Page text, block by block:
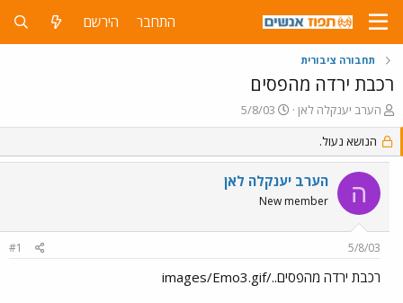
התחבר הירשם
תחבורה ציבורית
רכבת ירדה מהפסים
פ
ו
ת
ח
נ
הערב יענקלה לאן
פ
ו
ס
ם
ב
ת
ך
5/8/03
הנושא נעול.
ה הערב יענקלה לאן
New member
5/8/03
#1
רכבת ירדה מהפסים../images/Emo3.gif